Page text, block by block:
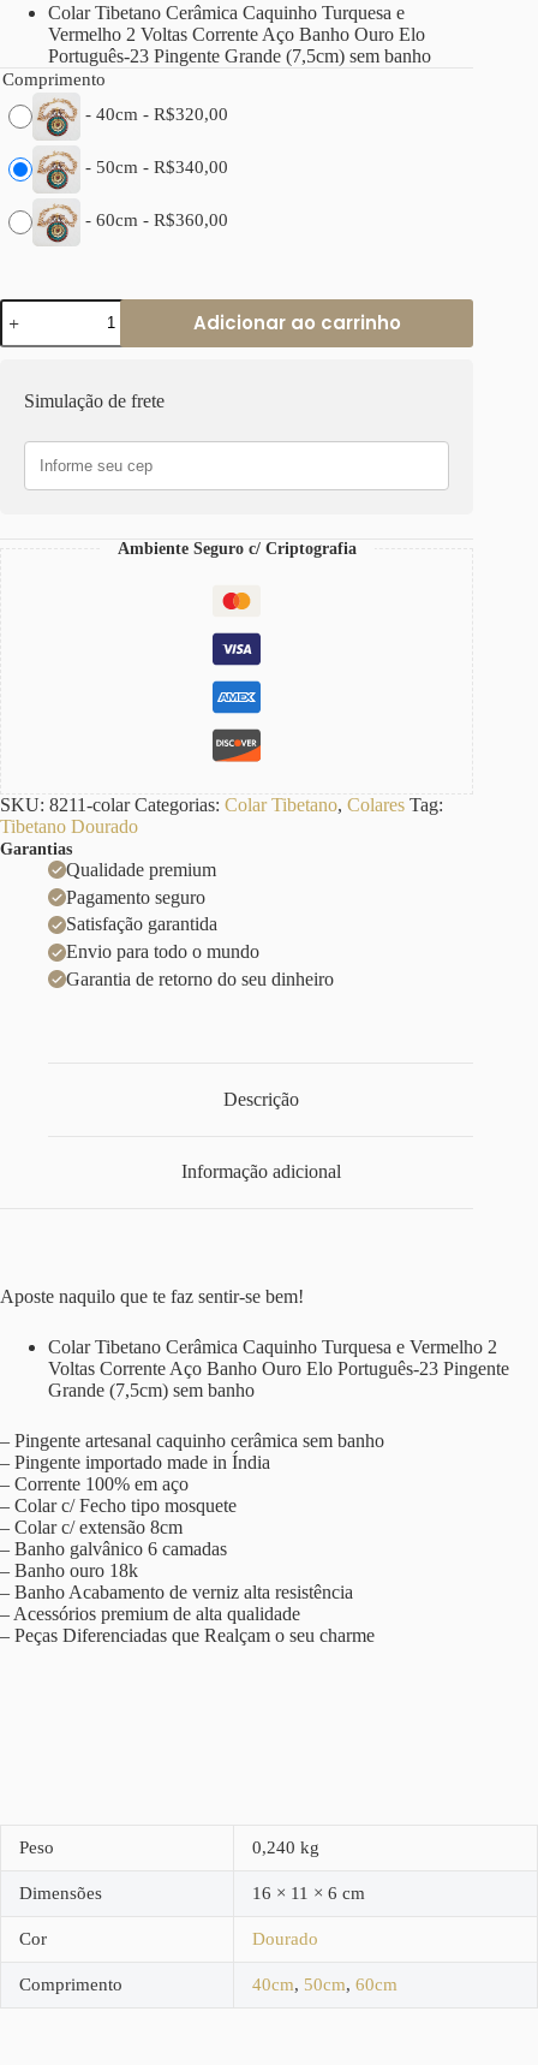
Colar Tibetano Cerâmica Caquinho Turquesa e
Vermelho 2 Voltas Corrente Aço Banho Ouro Elo
Português-23 Pingente Grande (7,5cm) sem banho
Comprimento
- 40cm - R$320,00
- 50cm - R$340,00
- 60cm - R$360,00
Colar
Tibetano
Caquinho
Vermelho
Português-
Banho
Adicionar ao carrinho
Simulação de frete
Ambiente Seguro c/ Criptografia
SKU: 8211-colar Categorias: Colar Tibetano, Colares Tag:
Tibetano Dourado
Garantias
Qualidade premium
Pagamento seguro
Satisfação garantida
Envio para todo o mundo
Garantia de retorno do seu dinheiro
Descrição
Informação adicional
Aposte naquilo que te faz sentir-se bem!
Colar Tibetano Cerâmica Caquinho Turquesa e Vermelho 2
Voltas Corrente Aço Banho Ouro Elo Português-23 Pingente
Grande (7,5cm) sem banho
– Pingente artesanal caquinho cerâmica sem banho
– Pingente importado made in Índia
– Corrente 100% em aço
– Colar c/ Fecho tipo mosquete
– Colar c/ extensão 8cm
– Banho galvânico 6 camadas
– Banho ouro 18k
– Banho Acabamento de verniz alta resistência
– Acessórios premium de alta qualidade
– Peças Diferenciadas que Realçam o seu charme
Peso 0,240 kg
Dimensões 16 × 11 × 6 cm
Cor Dourado
Comprimento 40cm, 50cm, 60cm